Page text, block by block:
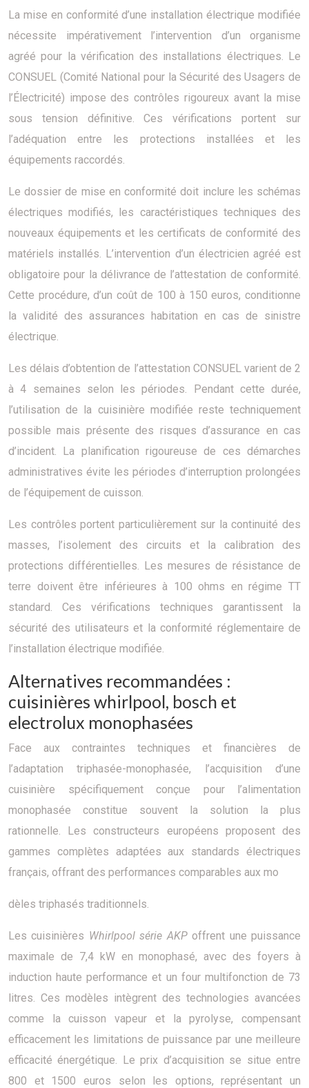
La mise en conformité d’une installation électrique modifiée
nécessite impérativement l’intervention d’un organisme
agréé pour la vérification des installations électriques. Le
CONSUEL (Comité National pour la Sécurité des Usagers de
l’Électricité) impose des contrôles rigoureux avant la mise
sous tension définitive. Ces vérifications portent sur
l’adéquation entre les protections installées et les
équipements raccordés.
Le dossier de mise en conformité doit inclure les schémas
électriques modifiés, les caractéristiques techniques des
nouveaux équipements et les certificats de conformité des
matériels installés. L’intervention d’un électricien agréé est
obligatoire pour la délivrance de l’attestation de conformité.
Cette procédure, d’un coût de 100 à 150 euros, conditionne
la validité des assurances habitation en cas de sinistre
électrique.
Les délais d’obtention de l’attestation CONSUEL varient de 2
à 4 semaines selon les périodes. Pendant cette durée,
l’utilisation de la cuisinière modifiée reste techniquement
possible mais présente des risques d’assurance en cas
d’incident. La planification rigoureuse de ces démarches
administratives évite les périodes d’interruption prolongées
de l’équipement de cuisson.
Les contrôles portent particulièrement sur la continuité des
masses, l’isolement des circuits et la calibration des
protections différentielles. Les mesures de résistance de
terre doivent être inférieures à 100 ohms en régime TT
standard. Ces vérifications techniques garantissent la
sécurité des utilisateurs et la conformité réglementaire de
l’installation électrique modifiée.
Alternatives recommandées :
cuisinières whirlpool, bosch et
electrolux monophasées
Face aux contraintes techniques et financières de
l’adaptation triphasée-monophasée, l’acquisition d’une
cuisinière spécifiquement conçue pour l’alimentation
monophasée constitue souvent la solution la plus
rationnelle. Les constructeurs européens proposent des
gammes complètes adaptées aux standards électriques
français, offrant des performances comparables aux mo
dèles triphasés traditionnels.
Les cuisinières Whirlpool série AKPoffrent une puissance
maximale de 7,4 kW en monophasé, avec des foyers à
induction haute performance et un four multifonction de 73
litres. Ces modèles intègrent des technologies avancées
comme la cuisson vapeur et la pyrolyse, compensant
efficacement les limitations de puissance par une meilleure
efficacité énergétique. Le prix d’acquisition se situe entre
800 et 1500 euros selon les options, représentant un